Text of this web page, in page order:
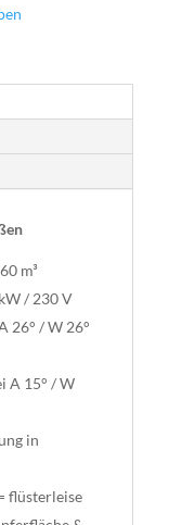
m³
/ 230 V
26° / W 26°
A 15° / W
in
flüsterleise